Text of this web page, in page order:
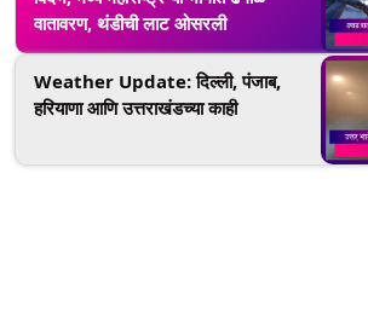
वातावरण, थंडीची लाट ओसरली
Weather Update: दिल्ली, पंजाब,
हरियाणा आणि उत्तराखंडच्या काही